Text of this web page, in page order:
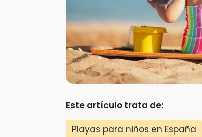
Este artículo trata de:
Playas para niños en España